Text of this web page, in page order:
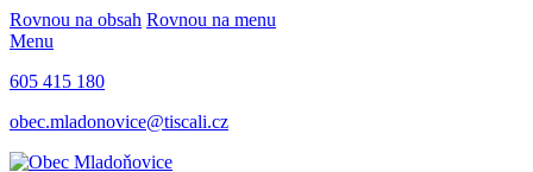
Rovnou na obsah Rovnou na menu
Menu
605 415 180
obec.mladonovice@tiscali.cz